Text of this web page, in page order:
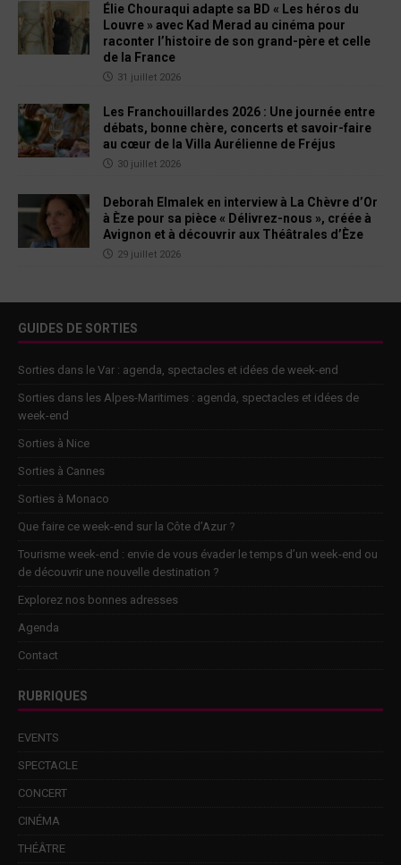
Élie Chouraqui adapte sa BD « Les héros du
Louvre » avec Kad Merad au cinéma pour
raconter l’histoire de son grand-père et celle
de la France
31 juillet 2026
Les Franchouillardes 2026 : Une journée entre
débats, bonne chère, concerts et savoir-faire
au cœur de la Villa Aurélienne de Fréjus
30 juillet 2026
Deborah Elmalek en interview à La Chèvre d’Or
à Èze pour sa pièce « Délivrez-nous », créée à
Avignon et à découvrir aux Théâtrales d’Èze
29 juillet 2026
GUIDES DE SORTIES
Sorties dans le Var : agenda, spectacles et idées de week-end
Sorties dans les Alpes-Maritimes : agenda, spectacles et idées de
week-end
Sorties à Nice
Sorties à Cannes
Sorties à Monaco
Que faire ce week-end sur la Côte d’Azur ?
Tourisme week-end : envie de vous évader le temps d’un week-end ou
de découvrir une nouvelle destination ?
Explorez nos bonnes adresses
Agenda
Contact
RUBRIQUES
EVENTS
SPECTACLE
CONCERT
CINÉMA
THÉÂTRE